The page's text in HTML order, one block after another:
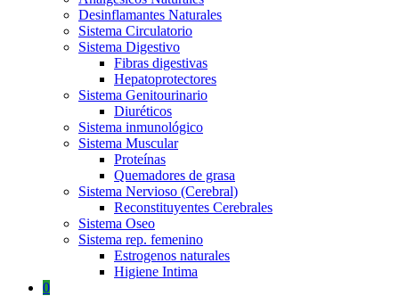
Desinflamantes Naturales
Sistema Circulatorio
Sistema Digestivo
Fibras digestivas
Hepatoprotectores
Sistema Genitourinario
Diuréticos
Sistema inmunológico
Sistema Muscular
Proteínas
Quemadores de grasa
Sistema Nervioso (Cerebral)
Reconstituyentes Cerebrales
Sistema Oseo
Sistema rep. femenino
Estrogenos naturales
Higiene Intima
0